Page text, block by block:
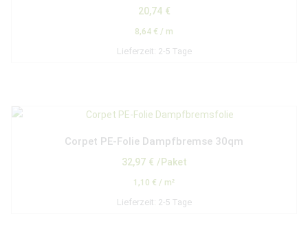
20,74 €
8,64 € / m
Lieferzeit: 2-5 Tage
Corpet PE-Folie Dampfbremse 30qm
32,97 € /Paket
1,10 € / m²
Lieferzeit: 2-5 Tage